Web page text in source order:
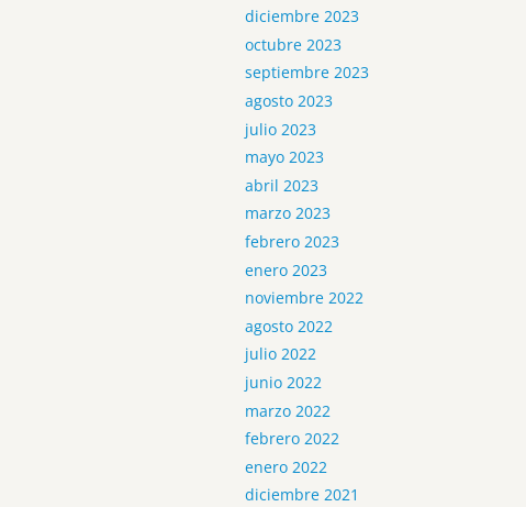
diciembre 2023
octubre 2023
septiembre 2023
agosto 2023
julio 2023
mayo 2023
abril 2023
marzo 2023
febrero 2023
enero 2023
noviembre 2022
agosto 2022
julio 2022
junio 2022
marzo 2022
febrero 2022
enero 2022
diciembre 2021